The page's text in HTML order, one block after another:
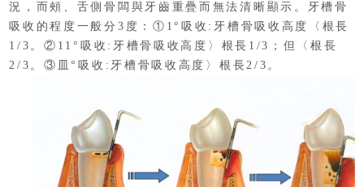
況，而頰、舌側骨闆與牙齒重疊而無法清晰顯示。牙槽骨
吸收的程度一般分3度：①1°吸收:牙槽骨吸收高度〈根長
1/3。②11°吸收:牙槽骨吸收高度〉根長1/3；但〈根長
2/3。③皿°吸收:牙槽骨吸收高度〉根長2/3。